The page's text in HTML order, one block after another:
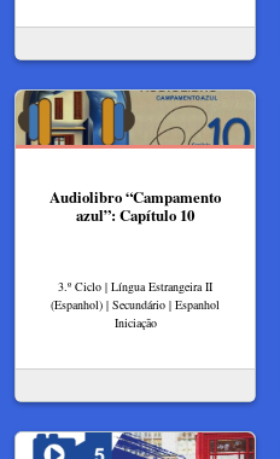
Audiolibro “Campamento
azul”: Capítulo 10
3.º Ciclo | Língua Estrangeira II
(Espanhol) | Secundário | Espanhol
Iniciação